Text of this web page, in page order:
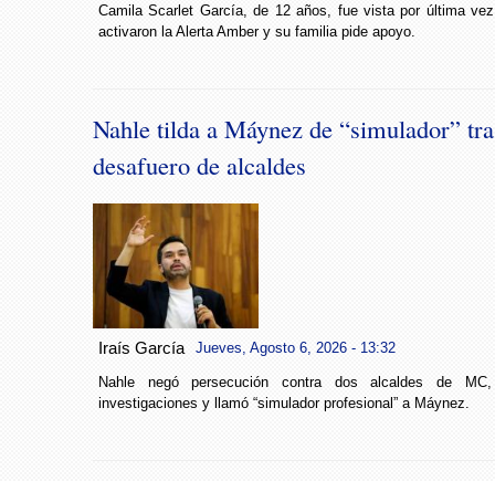
Camila Scarlet García, de 12 años, fue vista por última
activaron la Alerta Amber y su familia pide apoyo.
Nahle tilda a Máynez de “simulador”
desafuero de alcaldes
Iraís García Jueves, Agosto 6, 2026 - 13:32
Nahle negó persecución contra dos alcaldes de
investigaciones y llamó “simulador profesional” a Máynez.